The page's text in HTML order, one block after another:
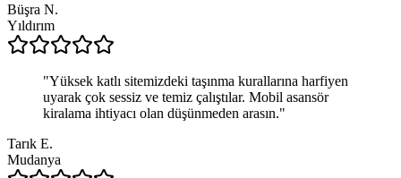
Büşra N.
Yıldırım
"Yüksek katlı sitemizdeki taşınma kurallarına harfiyen
uyarak çok sessiz ve temiz çalıştılar. Mobil asansör
kiralama ihtiyacı olan düşünmeden arasın."
Tarık E.
Mudanya